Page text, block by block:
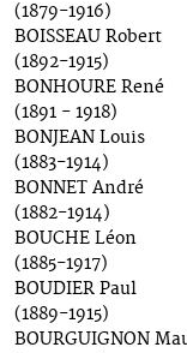
(1879-1916)
BOISSEAU Robert
(1892-1915)
BONHOURE René
(1891 - 1918)
BONJEAN Louis
(1883-1914)
BONNET André
(1882-1914)
BOUCHE Léon
(1885-1917)
BOUDIER Paul
(1889-1915)
BOURGUIGNON